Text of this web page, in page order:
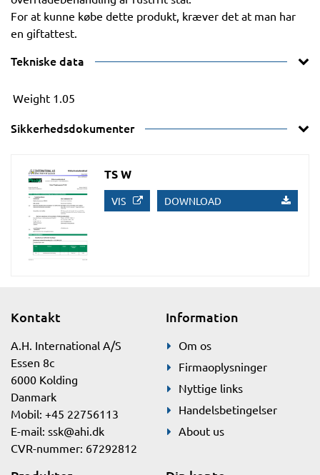
For at kunne købe dette produkt, kræver det at man har
en giftattest.
Tekniske data
Weight 1.05
Sikkerhedsdokumenter
TS W
VIS DOWNLOAD
Kontakt
A.H. International A/S
Essen 8c
6000 Kolding
Danmark
Mobil: +45 22756113
E-mail: ssk@ahi.dk
CVR-nummer: 67292812
Information
Om os
Firmaoplysninger
Nyttige links
Handelsbetingelser
About us